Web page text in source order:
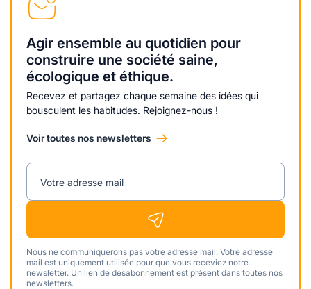
Agir ensemble au quotidien pour
construire une société saine,
écologique et éthique.
Recevez et partagez chaque semaine des idées qui
bousculent les habitudes. Rejoignez-nous !
Voir toutes nos newsletters
Votre adresse mail
Nous ne communiquerons pas votre adresse mail. Votre adresse
mail est uniquement utilisée pour que vous receviez notre
newsletter. Un lien de désabonnement est présent dans toutes nos
newsletters.